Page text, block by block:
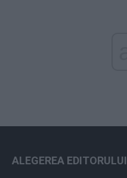
ALEGEREA EDITORULUI